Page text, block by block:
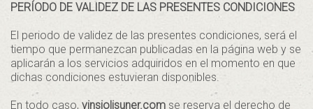
PERÍODO DE VALIDEZ DE LAS PRESENTES CONDICIONES
El periodo de validez de las presentes condiciones, será el
tiempo que permanezcan publicadas en la página web y se
aplicarán a los servicios adquiridos en el momento en que
dichas condiciones estuvieran disponibles.
En todo caso, vinsiolisuner.com se reserva el derecho de